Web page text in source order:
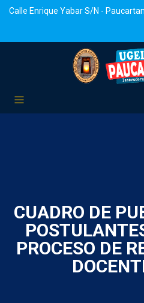
Calle Enrique Yabar S/N -
CUADRO DE
PROCESO DE